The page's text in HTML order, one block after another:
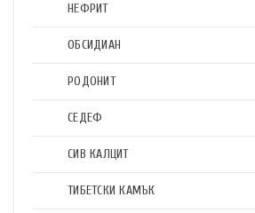
НЕФРИТ
ОБСИДИАН
РОДОНИТ
СЕДЕФ
СИВ КАЛЦИТ
ТИБЕТСКИ КАМЪК